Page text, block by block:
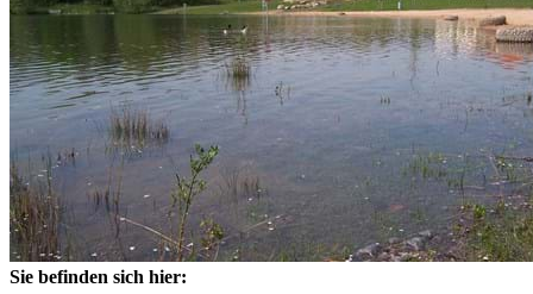
Sie befinden sich hier: